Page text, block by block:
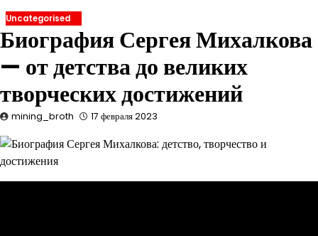
Uncategorised
Биография Сергея Михалкова
— от детства до великих
творческих достижений
mining_broth 17 февраля 2023